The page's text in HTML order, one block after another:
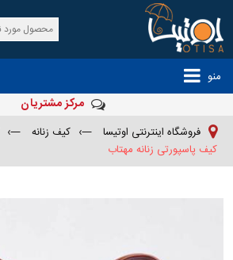
منو
مرکز مشتریان
فروشگاه اینترنتی اوتیسا —› کیف زنانه —›
کیف پاسپورتی زنانه مهتاب